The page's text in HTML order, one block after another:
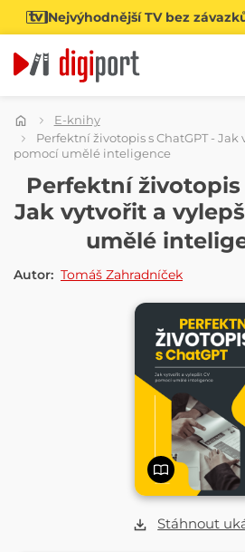
Nejvýhodnější TV bez
Kategorie
E-knihy
Perfektní životopis s ChatGPT - Jak
pomocí umělé inteligence
Stáhnout
E-KNIHA
Perfektní životopis
Jak vytvořit a
umělé
Autor: Tomáš Zahradníček